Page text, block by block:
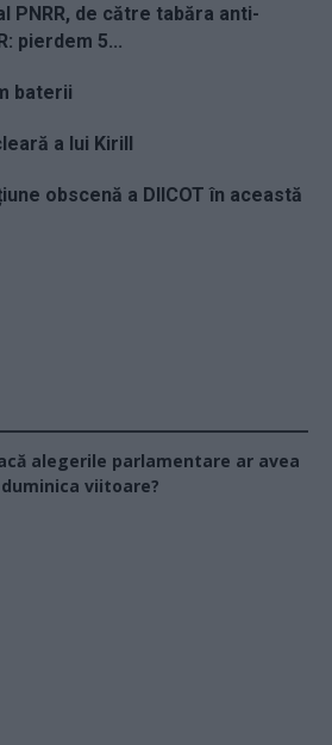
PNRR, de către tabăra anti-
pierdem 5...
baterii
a lui Kirill
obscenă a DIICOT în această
alegerile parlamentare ar avea
viitoare?